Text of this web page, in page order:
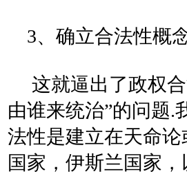
3、确立合法性概
这就逼出了政权合
由谁来统治”的问题.
法性是建立在天命
国家，伊斯兰国家